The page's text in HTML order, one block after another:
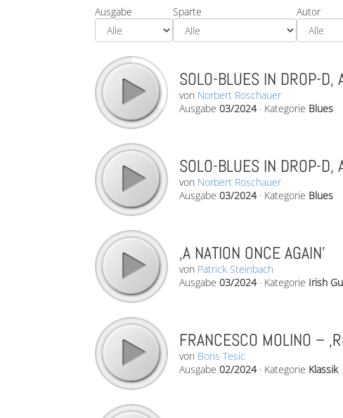
Ausgabe Sparte Autor
SOLO-BLUES IN DROP-D,
von Norbert Roschauer
Ausgabe 03/2024· Kategorie Blues
SOLO-BLUES IN DROP-D,
von Norbert Roschauer
Ausgabe 03/2024· Kategorie Blues
‚A NATION ONCE AGAIN’
von Patrick Steinbach
Ausgabe 03/2024· Kategorie Irish
FRANCESCO MOLINO –
von Boris Tesic
Ausgabe 02/2024· Kategorie Klassik